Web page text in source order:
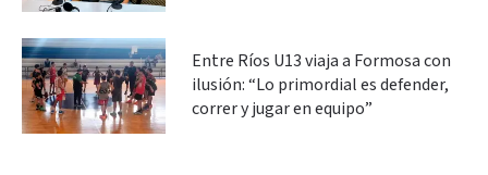
Entre Ríos U13 viaja a Formosa con
ilusión: “Lo primordial es defender,
correr y jugar en equipo”